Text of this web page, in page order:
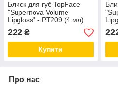
Блиск для губ TopFace
"Supernova Volume
Lipgloss" - PT209 (4 мл)
002 - Переосмысление
222 ₴
Купити
Про нас